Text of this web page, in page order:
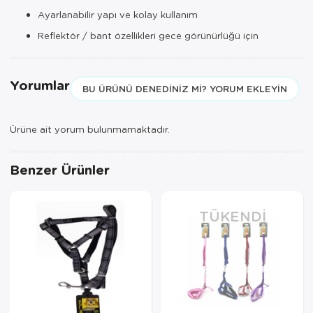
Ayarlanabilir yapı ve kolay kullanım
Reflektör / bant özellikleri gece görünürlüğü için
Yorumlar BU ÜRÜNÜ DENEDINIZ MI? YORUM EKLEYIN
Ürüne ait yorum bulunmamaktadır.
Benzer Ürünler
TÜKENDI